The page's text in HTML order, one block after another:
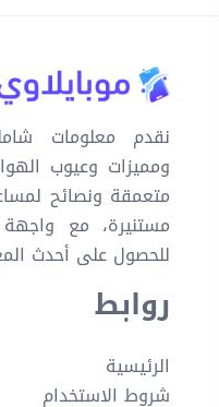
نقدم معلومات
ومميزات وعيوب
متعمقة ونصائح
مستنيرة، مع
للحصول على أحدث
روابط
الرئيسية
شروط الاستخدام